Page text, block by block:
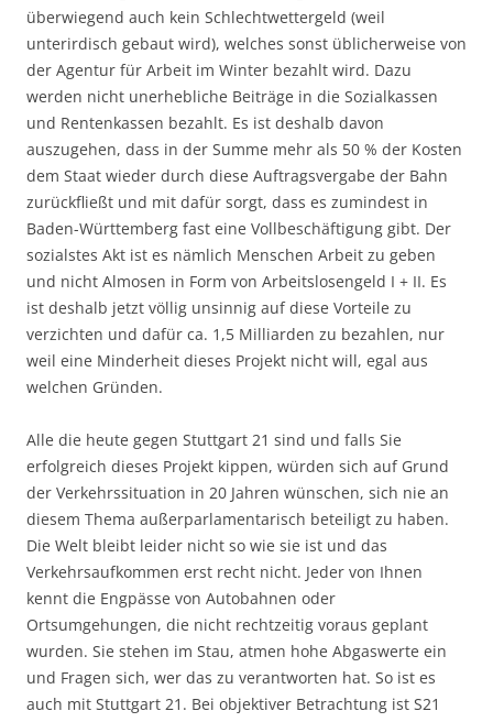
überwiegend auch kein Schlechtwettergeld (weil
unterirdisch gebaut wird), welches sonst üblicherweise von
der Agentur für Arbeit im Winter bezahlt wird. Dazu
werden nicht unerhebliche Beiträge in die Sozialkassen
und Rentenkassen bezahlt. Es ist deshalb davon
auszugehen, dass in der Summe mehr als 50 % der Kosten
dem Staat wieder durch diese Auftragsvergabe der Bahn
zurückfließt und mit dafür sorgt, dass es zumindest in
Baden-Württemberg fast eine Vollbeschäftigung gibt. Der
sozialstes Akt ist es nämlich Menschen Arbeit zu geben
und nicht Almosen in Form von Arbeitslosengeld I + II. Es
ist deshalb jetzt völlig unsinnig auf diese Vorteile zu
verzichten und dafür ca. 1,5 Milliarden zu bezahlen, nur
weil eine Minderheit dieses Projekt nicht will, egal aus
welchen Gründen.
Alle die heute gegen Stuttgart 21 sind und falls Sie
erfolgreich dieses Projekt kippen, würden sich auf Grund
der Verkehrssituation in 20 Jahren wünschen, sich nie an
diesem Thema außerparlamentarisch beteiligt zu haben.
Die Welt bleibt leider nicht so wie sie ist und das
Verkehrsaufkommen erst recht nicht. Jeder von Ihnen
kennt die Engpässe von Autobahnen oder
Ortsumgehungen, die nicht rechtzeitig voraus geplant
wurden. Sie stehen im Stau, atmen hohe Abgaswerte ein
und Fragen sich, wer das zu verantworten hat. So ist es
auch mit Stuttgart 21. Bei objektiver Betrachtung ist S21